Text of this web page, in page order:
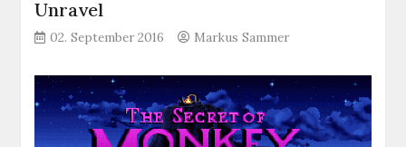
Unravel
02. September 2016 Markus Sammer